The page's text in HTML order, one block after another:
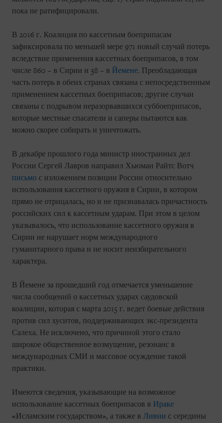
пока не ратифицировали.
В 2016 г. Коалиция по кассетным боеприпасам
зафиксировала по меньшей мере 971 новый случай потерь
вследствие применения кассетных боеприпасов, в том
числе 860 – в Сирии и 38 – в Йемене. Преобладающая
часть потерь в обеих странах связана с непосредственным
применением кассетных боеприпасов; другие случаи
связаны с подрывом неразорвавшихся суббоеприпасов,
которые местные спасатели и саперы пытаются как
можно скорее собирать и уничтожать.
В декабре прошлого года министр иностранных дел
России Сергей Лавров направил Хьюман Райтс Вотч
письмо с изложением позиции России относительно
использования кассетного оружия в Сирии, в котором
прямо не отрицалась, но и не признавалась причастность
российских сил к кассетным ударам. При этом в целом
указывалось, что использование кассетного оружия в
Сирии не нарушает норм международного
гуманитарного права и не носит неизбирательного
характера.
В Йемене за прошедший год отмечается уменьшение
числа сообщений о кассетных ударах саудовской
коалиции, которая с марта 2015 г. ведет боевые действия
против сил хуситов, поддерживающих экс-президента
Салеха. Не исключено, что причиной этого стало
широкое общественное возмущение, резонанс в
международных СМИ и массовое осуждение такой
практики.
Имеются сведения, указывающие на возможное
использование кассетных боеприпасов в Ираке
«Исламским государством», а также в Ливии с середины